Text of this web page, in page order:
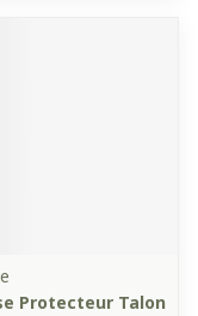
Protecteur Talon